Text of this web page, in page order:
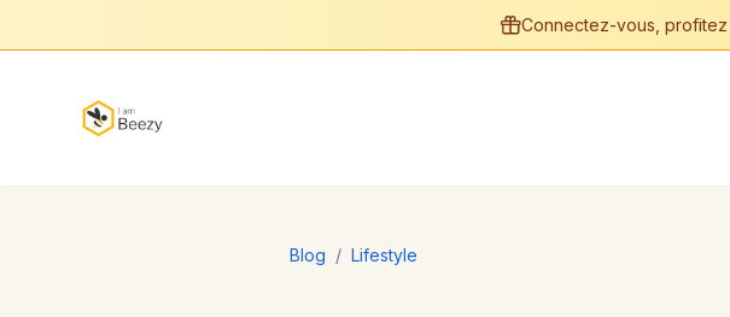
Connectez-vous,
Blog / Lifestyle